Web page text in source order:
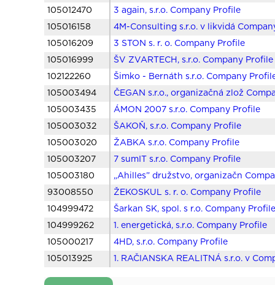
105012470
3 again, s.r.o. Company Profile
105016158
4M-Consulting s.r.o. v likvidá
105016209
3 STON s. r. o. Company Profile
105016999
ŠV ZVARTECH, s.r.o. Company Profile
102122260
Šimko - Bernáth s.r.o. Company
105003494
ČEGAN s.r.o., organizačná zlož
105003435
ÁMON 2007 s.r.o. Company Profile
105003032
ŠAKOŇ, s.r.o. Company Profile
105003020
ŽABKA s.r.o. Company Profile
105003207
7 sumIT s.r.o. Company Profile
105003180
„Ahilles” družstvo, organizačn
93008550
ŽEKOSKUL s. r. o. Company Profile
104999472
Šarkan SK, spol. s r.o. Company
104999262
1. energetická, s.r.o. Company Profile
105000217
4HD, s.r.o. Company Profile
105013925
1. RAČIANSKA REALITNÁ s.r.o. v